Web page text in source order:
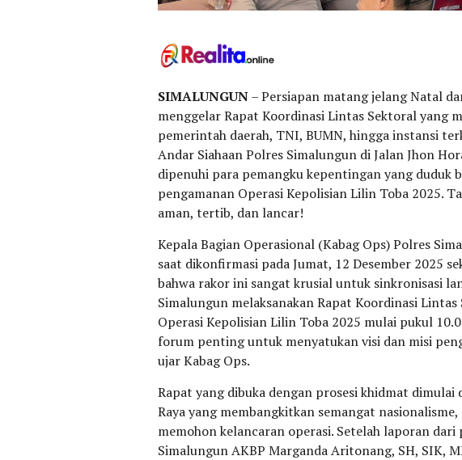
SIMALUNGUN– Persiapan matang jelang Natal
menggelar Rapat Koordinasi Lintas Sektoral yang
pemerintah daerah, TNI, BUMN, hingga instansi
Andar Siahaan Polres Simalungun di Jalan Jhon
dipenuhi para pemangku kepentingan yang duduk
pengamanan Operasi Kepolisian Lilin Toba 2025.
aman, tertib, dan lancar!
Kepala Bagian Operasional (Kabag Ops) Polres
saat dikonfirmasi pada Jumat, 12 Desember 2025
bahwa rakor ini sangat krusial untuk sinkronisasi
Simalungun melaksanakan Rapat Koordinasi
Operasi Kepolisian Lilin Toba 2025 mulai pukul
forum penting untuk menyatukan visi dan misi
ujar Kabag Ops.
Rapat yang dibuka dengan prosesi khidmat
Raya yang membangkitkan semangat
memohon kelancaran operasi. Setelah laporan
Simalungun AKBP Marganda Aritonang, SH, SIK,